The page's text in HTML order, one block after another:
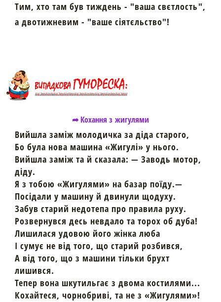
Тим, хто там був тиждень - "ваша свєтлость",
а двотижневим - "ваше сіятєльство"!
➦ Кохання з жигулями
Вийшла заміж молодичка за діда старого,
Бо була нова машина «Жигулі» у нього.
Вийшла заміж та й сказала: — Заводь мотор,
діду.
Я з тобою «Жигулями» на базар поїду.—
Посідали у машину й двинули щодуху.
Забув старий недотепа про правила руху.
Розвернувся десь невдало та торох об дуба!
Лишилася удовою його жінка люба
І сумує не від того, що старий розбився,
А від того, що з машини тільки брухт
лишився.
Тепер вона шкутильгає з двома костилями...
Кохайтеся, чорнобриві, та не з «Жигулями»!